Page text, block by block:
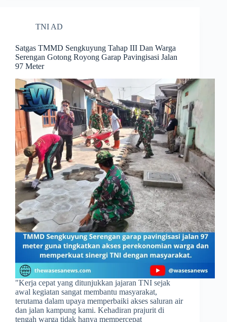
TNI AD
Satgas TMMD Sengkuyung Tahap III Dan Warga
Serengan Gotong Royong Garap Pavingisasi Jalan
97 Meter
​"Kerja cepat yang ditunjukkan jajaran TNI sejak
awal kegiatan sangat membantu masyarakat,
terutama dalam upaya memperbaiki akses saluran air
dan jalan kampung kami. Kehadiran prajurit di
tengah warga tidak hanya mempercepat